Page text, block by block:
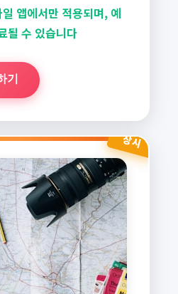
앱에서만 적용되며, 예
될 수 있습니다
기
상시